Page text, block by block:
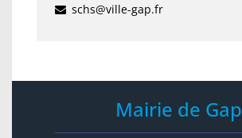
schs@ville-gap.fr
Mairie de Gap